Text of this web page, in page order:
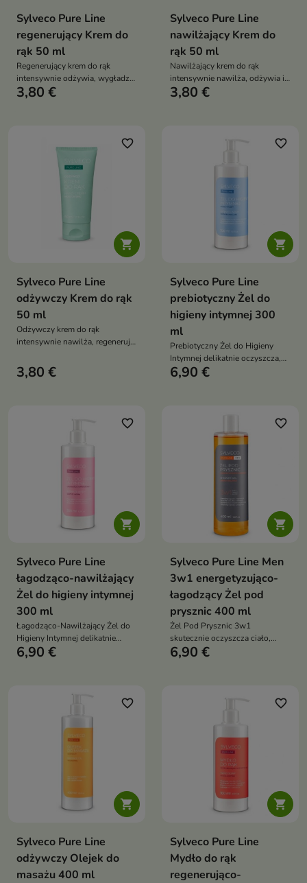
Sylveco Pure Line
regenerujący Krem do
rąk 50 ml
Regenerujący krem do rąk
intensywnie odżywia, wygładza
i wspiera odbudowę suchej
3,80 €
Sylveco Pure Line
nawilżający Krem do
rąk 50 ml
Nawilżający krem do rąk
intensywnie nawilża, odżywia i
regeneruje skórę dłoni,
3,80 €

favorite_border
Sylveco Pure Line
odżywczy Krem do rąk
50 ml
Odżywczy krem do rąk
intensywnie nawilża, regeneruje
pomagając przywrócić jej
miękkość, elastyczność i
3,80 €

favorite_border
Sylveco Pure Line
prebiotyczny Żel do
higieny intymnej 300
ml
Prebiotyczny Żel do Higieny
Intymnej delikatnie oczyszcza,
wspiera utrzymanie
prebiotycznym
6,90 €

favorite_border
Sylveco Pure Line
łagodząco-nawilżający
Żel do higieny intymnej
300 ml
Łagodząco-Nawilżający Żel do
Higieny Intymnej delikatnie
oczyszcza, wspiera utrzymanie
6,90 €

favorite_border
Sylveco Pure Line Men
3w1 energetyzująco-
łagodzący Żel pod
prysznic 400 ml
Żel Pod Prysznic 3w1
skutecznie oczyszcza ciało,
twarz i włosy, zapewniając
6,90 €

favorite_border
Sylveco Pure Line
odżywczy Olejek do
masażu 400 ml

favorite_border
Sylveco Pure Line
Mydło do rąk
regenerująco-